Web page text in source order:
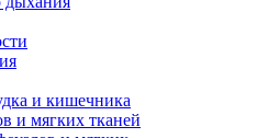
и кишечника
и мягких тканей